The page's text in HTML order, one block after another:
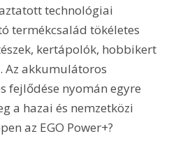
technológiai
termékcsalád tökéletes
kertápolók, hobbikert
Az akkumulátoros
fejlődése nyomán egyre
a hazai és nemzetközi
az EGO Power+?